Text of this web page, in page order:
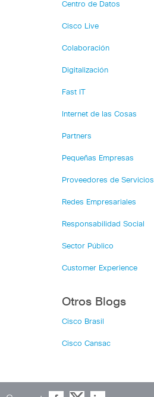
Centro de Datos
Cisco Live
Colaboración
Digitalización
Fast IT
Internet de las Cosas
Partners
Pequeñas Empresas
Proveedores de Servicios
Redes Empresariales
Responsabilidad Social
Sector Público
Customer Experience
Otros Blogs
Cisco Brasil
Cisco Cansac